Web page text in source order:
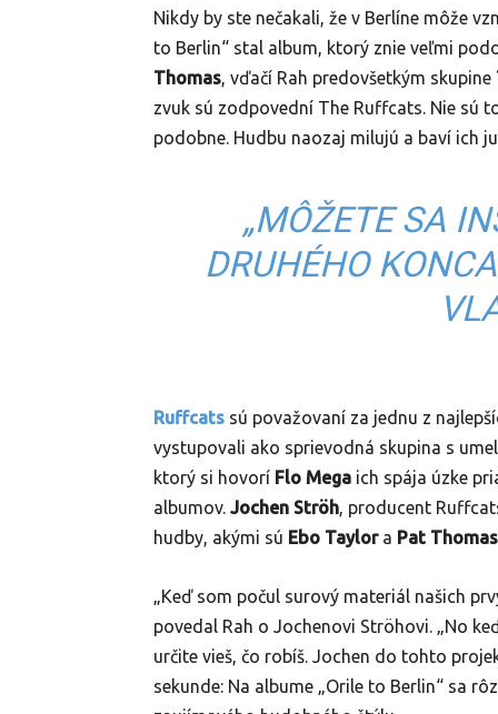
Nikdy by ste nečakali, že v Berlíne môže
to Berlin“ stal album, ktorý znie veľmi
Thomas, vďačí Rah predovšetkým skupine
zvuk sú zodpovední The Ruffcats. Nie sú
podobne. Hudbu naozaj milujú a baví ich
„MÔŽETE SA
DRUHÉHO
Ruffcats sú považovaní za jednu z
vystupovali ako sprievodná skupina s
ktorý si hovorí Flo Mega ich spája úzke
albumov. Jochen Ströh, producent
hudby, akými sú Ebo Taylora Pat Thomas
„Keď som počul surový materiál našich
povedal Rah o Jochenovi Ströhovi. „No
určite vieš, čo robíš. Jochen do tohto
sekunde: Na albume „Orile to Berlin“ sa